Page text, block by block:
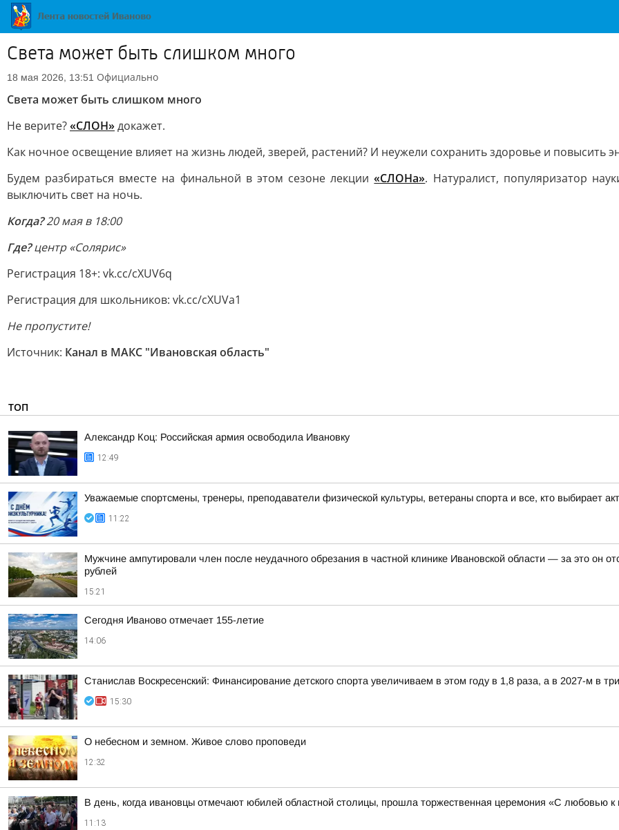
Света может быть слишком много
18 мая 2026, 13:51 Официально
Света может быть слишком много
Не верите?«СЛОН»докажет.
Как ночное освещение влияет на жизнь людей, зверей, растений? И неужели сохранить здоровье и
Будем разбираться вместе на финальной в этом сезоне лекции«СЛОНа». Натуралист, популяризатор
выключить свет на ночь.
Когда?20 мая в 18:00
Где?центр «Солярис»
Регистрация 18+: vk.cc/cXUV6q
Регистрация для школьников: vk.cc/cXUVa1
Не пропустите!
Источник: Канал в МАКС "Ивановская область"
ТОП
Александр Коц: Российская армия освободила Ивановку
12:49
Уважаемые спортсмены, тренеры, преподаватели физической культуры, ветераны спорта и все, кто выбирает
11:22
Мужчине ампутировали член после неудачного обрезания в частной клинике Ивановской области — за это он
рублей
15:21
Сегодня Иваново отмечает 155-летие
14:06
Станислав Воскресенский: Финансирование детского спорта увеличиваем в этом году в 1,8 раза, а в 2027-м в
15:30
О небесном и земном. Живое слово проповеди
12:32
В день, когда ивановцы отмечают юбилей областной столицы, прошла торжественная церемония «С любовью к
11:13